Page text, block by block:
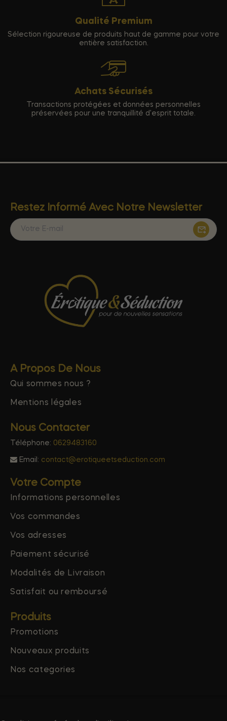
Qualité Premium
Sélection rigoureuse de produits haut de gamme pour votre
entière satisfaction.
Achats Sécurisés
Transactions protégées et données personnelles
préservées pour une tranquillité d'esprit totale.
Restez Informé Avec Notre Newsletter
A Propos De Nous
Qui sommes nous ?
Mentions légales
Nous Contacter
Téléphone: 0629483160
Email: contact@erotiqueetseduction.com
Votre Compte
Informations personnelles
Vos commandes
Vos adresses
Paiement sécurisé
Modalités de Livraison
Satisfait ou remboursé
Produits
Promotions
Nouveaux produits
Nos categories